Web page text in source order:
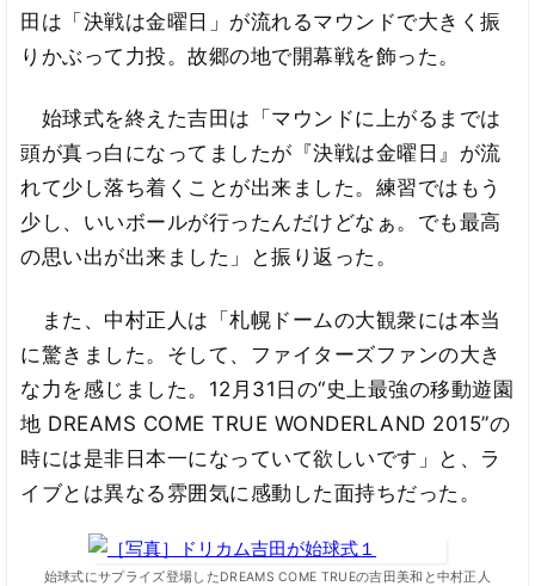
田は「決戦は金曜日」が流れるマウンドで大きく振
りかぶって力投。故郷の地で開幕戦を飾った。
始球式を終えた吉田は「マウンドに上がるまでは
頭が真っ白になってましたが『決戦は金曜日』が流
れて少し落ち着くことが出来ました。練習ではもう
少し、いいボールが行ったんだけどなぁ。でも最高
の思い出が出来ました」と振り返った。
また、中村正人は「札幌ドームの大観衆には本当
に驚きました。そして、ファイターズファンの大き
な力を感じました。12月31日の“史上最強の移動遊園
地 DREAMS COME TRUE WONDERLAND 2015”の
時には是非日本一になっていて欲しいです」と、ラ
イブとは異なる雰囲気に感動した面持ちだった。
始球式にサプライズ登場したDREAMS COME TRUEの吉田美和と中村正人